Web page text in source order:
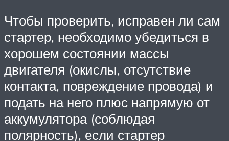
Чтобы проверить, исправен ли сам
стартер, необходимо убедиться в
хорошем состоянии массы
двигателя (окислы, отсутствие
контакта, повреждение провода) и
подать на него плюс напрямую от
аккумулятора (соблюдая
полярность), если стартер